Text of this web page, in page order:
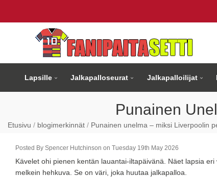
Lapsille Jalkapalloseurat Jalkapalloilijat
Punainen
Etusivu blogimerkinnät Punainen unelma – miksi Liverpoolin
Posted By Spencer Hutchinson on Tuesday 19th May 2026
Kävelet ohi pienen kentän lauantai-iltapäivänä. Näet lapsia
melkein hehkuva. Se on väri, joka huutaa jalkapalloa.